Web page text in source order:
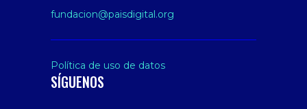
From
Step
fundacion@paisdigital.org
Política de uso de datos
SÍGUENOS